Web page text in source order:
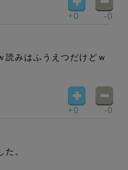
+0 -0
読みはふうえつだけどｗ
+0 -0
。